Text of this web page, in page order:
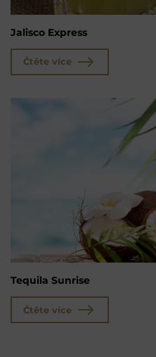
Jalisco Express
Čtěte více
Tequila Sunrise
Čtěte více